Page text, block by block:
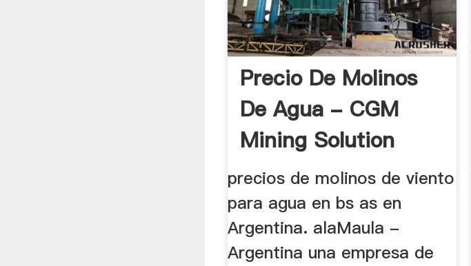
Precio De Molinos
De Agua - CGM
Mining Solution
precios de molinos de viento
para agua en bs as en
Argentina. alaMaula -
Argentina una empresa de